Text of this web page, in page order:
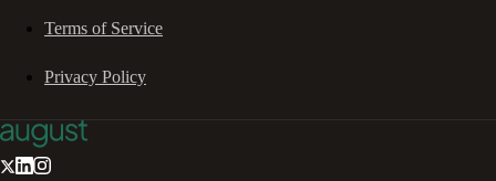
Terms of Service
Privacy Policy